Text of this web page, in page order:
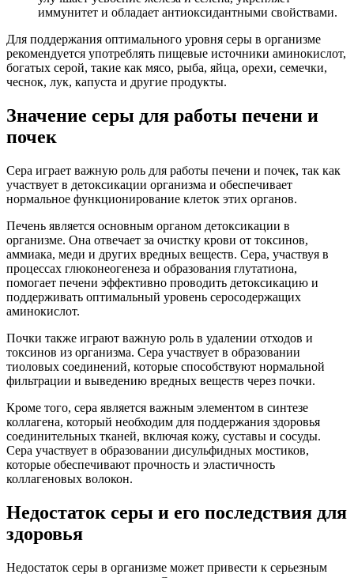
иммунитет и обладает антиоксидантными свойствами.
Для поддержания оптимального уровня серы в организме
рекомендуется употреблять пищевые источники аминокислот,
богатых серой, такие как мясо, рыба, яйца, орехи, семечки,
чеснок, лук, капуста и другие продукты.
Значение серы для работы печени и
почек
Сера играет важную роль для работы печени и почек, так как
участвует в детоксикации организма и обеспечивает
нормальное функционирование клеток этих органов.
Печень является основным органом детоксикации в
организме. Она отвечает за очистку крови от токсинов,
аммиака, меди и других вредных веществ. Сера, участвуя в
процессах глюконеогенеза и образования глутатиона,
помогает печени эффективно проводить детоксикацию и
поддерживать оптимальный уровень серосодержащих
аминокислот.
Почки также играют важную роль в удалении отходов и
токсинов из организма. Сера участвует в образовании
тиоловых соединений, которые способствуют нормальной
фильтрации и выведению вредных веществ через почки.
Кроме того, сера является важным элементом в синтезе
коллагена, который необходим для поддержания здоровья
соединительных тканей, включая кожу, суставы и сосуды.
Сера участвует в образовании дисульфидных мостиков,
которые обеспечивают прочность и эластичность
коллагеновых волокон.
Недостаток серы и его последствия для
здоровья
Недостаток серы в организме может привести к серьезным